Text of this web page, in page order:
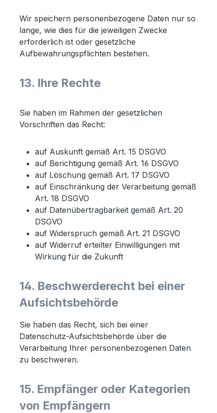
Wir speichern personenbezogene Daten nur so
lange, wie dies für die jeweiligen Zwecke
erforderlich ist oder gesetzliche
Aufbewahrungspflichten bestehen.
13. Ihre Rechte
Sie haben im Rahmen der gesetzlichen
Vorschriften das Recht:
auf Auskunft gemäß Art. 15 DSGVO
auf Berichtigung gemäß Art. 16 DSGVO
auf Löschung gemäß Art. 17 DSGVO
auf Einschränkung der Verarbeitung gemäß
Art. 18 DSGVO
auf Datenübertragbarkeit gemäß Art. 20
DSGVO
auf Widerspruch gemäß Art. 21 DSGVO
auf Widerruf erteilter Einwilligungen mit
Wirkung für die Zukunft
14. Beschwerderecht bei einer
Aufsichtsbehörde
Sie haben das Recht, sich bei einer
Datenschutz-Aufsichtsbehörde über die
Verarbeitung Ihrer personenbezogenen Daten
zu beschweren.
15. Empfänger oder Kategorien
von Empfängern